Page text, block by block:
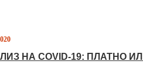
НА COVID-19: ПЛАТНО